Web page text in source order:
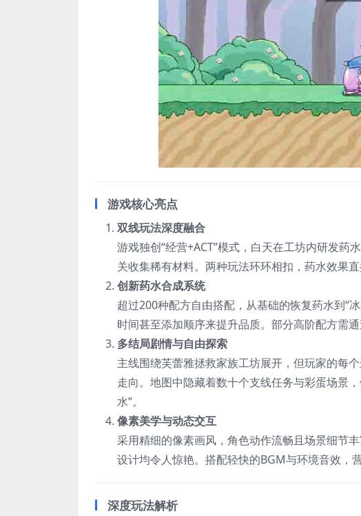
游戏核心亮点
双线玩法深度融合
游戏独创“经营+ACT”模式，白天在工坊内研发
关收集稀有材料。两种玩法环环相扣，药水效果
创新药水合成系统
超过200种配方自由搭配，从基础的恢复药水到“
时间甚至添加顺序来提升品质。部分高阶配方需
多结局剧情与自由探索
主线围绕芙蕾雅拯救家族工坊展开，但玩家的每
走向。地图中隐藏着数十个支线任务与彩蛋场景
水”。
像素美学与动态交互
采用精细的像素画风，角色动作流畅且场景细
设计均令人惊艳。搭配轻快的BGM与环境音效，
深度玩法解析